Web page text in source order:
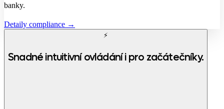
banky.
Detaily compliance →
⚡
Snadné intuitivní ovládání i pro začátečníky.